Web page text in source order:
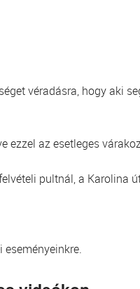
véradásra, hogy aki
ezzel az esetleges
pultnál, a Karolina